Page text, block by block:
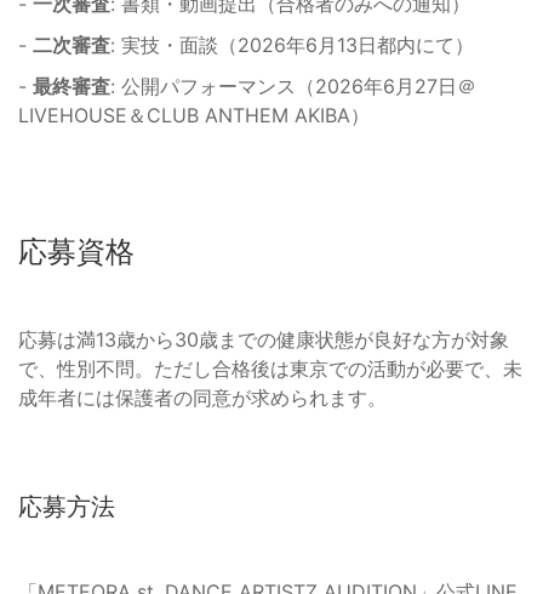
- 二次審査: 実技・面談（2026年6月13日都内にて）
- 最終審査: 公開パフォーマンス（2026年6月27日＠
LIVEHOUSE＆CLUB ANTHEM AKIBA）
応募資格
応募は満13歳から30歳までの健康状態が良好な方が対象
で、性別不問。ただし合格後は東京での活動が必要で、未
成年者には保護者の同意が求められます。
応募方法